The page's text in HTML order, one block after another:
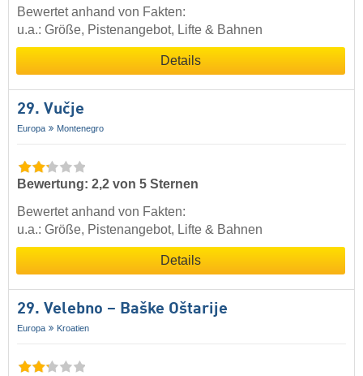
Bewertet anhand von Fakten:
u.a.: Größe, Pistenangebot, Lifte & Bahnen
Details
29. Vučje
Europa Montenegro
Bewertung: 2,2 von 5 Sternen
Bewertet anhand von Fakten:
u.a.: Größe, Pistenangebot, Lifte & Bahnen
Details
29. Velebno – Baške Oštarije
Europa Kroatien